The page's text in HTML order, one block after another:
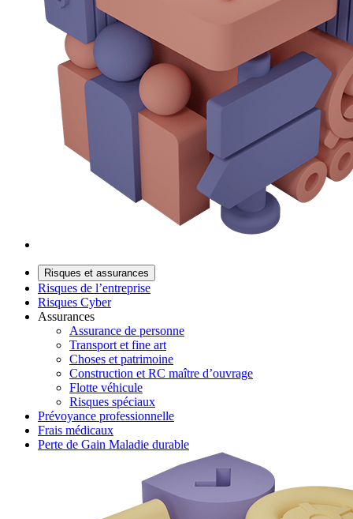
Risques et assurances
Risques de l’entreprise
Risques Cyber
Assurances
Assurance de personne
Transport et fine art
Choses et patrimoine
Construction et RC maître d’ouvrage
Flotte véhicule
Risques spéciaux
Prévoyance professionnelle
Frais médicaux
Perte de Gain Maladie durable